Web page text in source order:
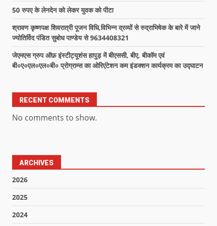
50 रुपए के लेनदेन को लेकर युवक को पीटा
श्रावण कृष्णपक्ष शिवरात्री पूजन विधि,विभिन्न द्रव्यों से रुद्राभिषेक के बारे में जाने
ज्योतिर्विद पंडित सुबोध पाण्डेय से 9634408321
जेएमएस ग्रुप ऑफ़ इंस्टीट्यूशंस हापुड़ में बीएससी, बीए, बीकॉम एवं
बी०ए०एल०एल०बी० प्रोग्राम्स का ओरिएंटेशन कम इंडक्शन कार्यक्रम का उद्घाटन
RECENT COMMENTS
No comments to show.
ARCHIVES
2026
2025
2024